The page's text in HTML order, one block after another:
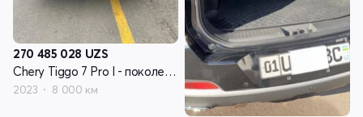
270 485 028 UZS
Chery Tiggo 7 Pro I - поколение
2023 8 000 км